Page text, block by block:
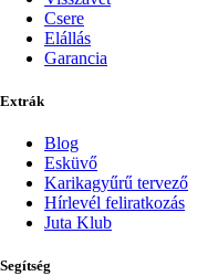
Csere
Elállás
Garancia
Extrák
Blog
Esküvő
Karikagyűrű tervező
Hírlevél feliratkozás
Juta Klub
Segítség